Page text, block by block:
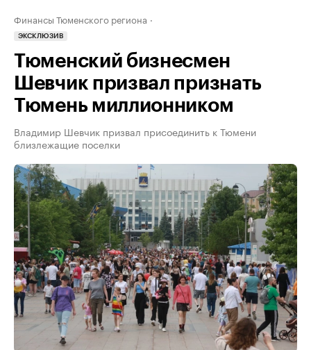
Финансы Тюменского региона
ЭКСКЛЮЗИВ
Тюменский бизнесмен
Шевчик призвал признать
Тюмень миллионником
Владимир Шевчик призвал присоединить к Тюмени
близлежащие поселки